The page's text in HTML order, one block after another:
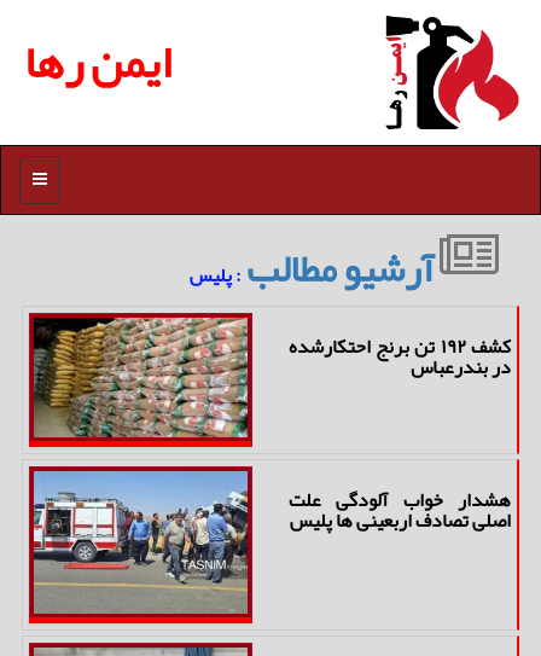
ایمن رها
منو
آرشیو مطالب: پلیس
کشف ۱۹۲ تن برنج احتکارشده
در بندرعباس
هشدار خواب آلودگی علت
اصلی تصادف اربعینی ها پلیس